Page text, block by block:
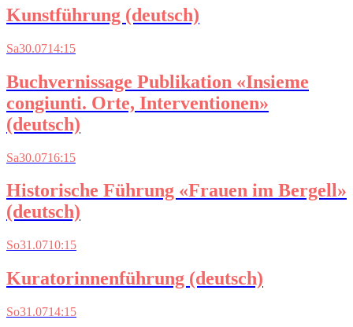
Kunstführung (deutsch)
Sa30.0714:15
Buchvernissage Publikation «Insieme
congiunti. Orte, Interventionen»
(deutsch)
Sa30.0716:15
Historische Führung «Frauen im Bergell»
(deutsch)
So31.0710:15
Kuratorinnenführung (deutsch)
So31.0714:15